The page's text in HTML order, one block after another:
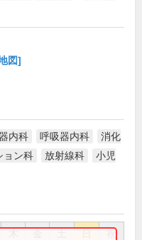
図]
内科 呼吸器内科
消化
ョン科 放射線科
小児
祝